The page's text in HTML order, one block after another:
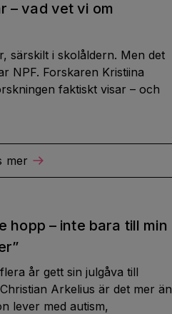
– vad vet vi om
särskilt i skolåldern. Men det
NPF. Forskaren Kristiina
faktiskt visar – och
mer
hopp – inte bara till min
år gett sin julgåva till
Arkelius är det mer än
lever med autism,